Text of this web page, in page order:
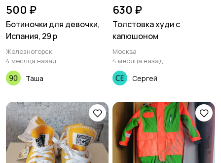
500 ₽
Ботиночки для девочки,
Испания, 29 р
Железногорск
4 месяца назад
Таша
630 ₽
Толстовка худи с
капюшоном
Москва
4 месяца назад
Сергей